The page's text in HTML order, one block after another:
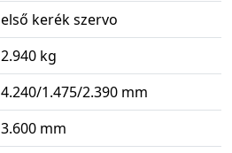
első kerék szervo
2.940 kg
4.240/1.475/2.390 mm
3.600 mm